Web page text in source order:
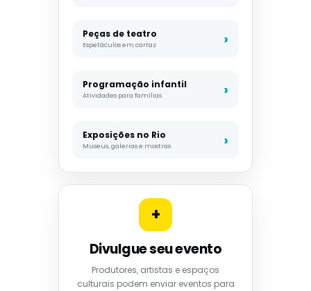
Peças de teatro
Espetáculos em cartaz
Programação infantil
Atividades para famílias
Exposições no Rio
Museus, galerias e mostras
+
Divulgue seu evento
Produtores, artistas e espaços
culturais podem enviar eventos para